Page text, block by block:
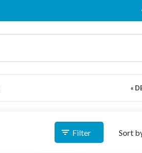
«
Filter Sort